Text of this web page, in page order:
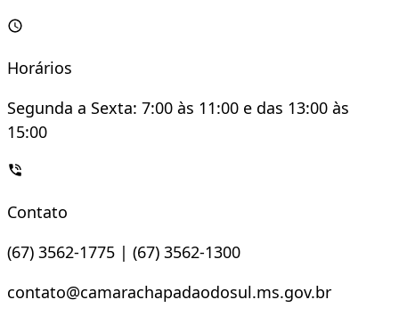
Horários
Segunda a Sexta: 7:00 às 11:00 e das 13:00 às
15:00
Contato
(67) 3562-1775 | (67) 3562-1300
contato@camarachapadaodosul.ms.gov.br